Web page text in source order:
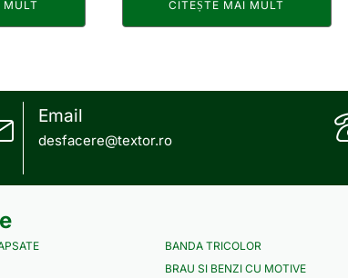
MULT CITEȘTE MAI MULT
Email
desfacere@textor.ro
BANDA TRICOLOR
BRAU SI BENZI CU MOTIVE